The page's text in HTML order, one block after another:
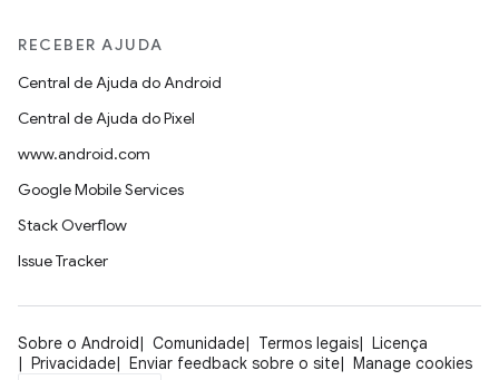
RECEBER AJUDA
Central de Ajuda do Android
Central de Ajuda do Pixel
www.android.com
Google Mobile Services
Stack Overflow
Issue Tracker
Sobre o Android Comunidade Termos legais
Licença
Privacidade
Enviar feedback sobre o site Manage cookies